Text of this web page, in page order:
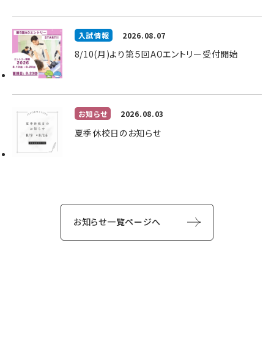
入試情報 2026.08.07
8/10(月)より第５回AOエントリー受付開始
お知らせ 2026.08.03
夏季休校日のお知らせ
お知らせ一覧ページへ